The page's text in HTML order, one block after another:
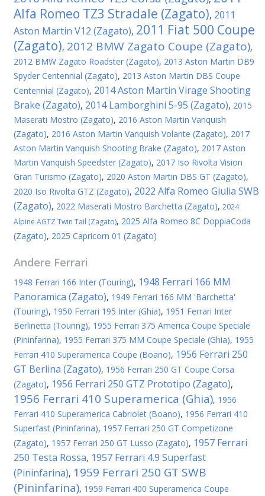
Alfa Romeo TZ3 Stradale (Zagato), 2011
Aston Martin V12 (Zagato), 2011 Fiat 500 Coupe
(Zagato), 2012 BMW Zagato Coupe (Zagato),
2012 BMW Zagato Roadster (Zagato), 2013 Aston Martin DB9
Spyder Centennial (Zagato), 2013 Aston Martin DBS Coupe
Centennial (Zagato), 2014 Aston Martin Virage Shooting
Brake (Zagato), 2014 Lamborghini 5-95 (Zagato), 2015
Maserati Mostro (Zagato), 2016 Aston Martin Vanquish
(Zagato), 2016 Aston Martin Vanquish Volante (Zagato), 2017
Aston Martin Vanquish Shooting Brake (Zagato), 2017 Aston
Martin Vanquish Speedster (Zagato), 2017 Iso Rivolta Vision
Gran Turismo (Zagato), 2020 Aston Martin DBS GT (Zagato),
2020 Iso Rivolta GTZ (Zagato), 2022 Alfa Romeo Giulia SWB
(Zagato), 2022 Maserati Mostro Barchetta (Zagato), 2024
Alpine AGTZ Twin Tail (Zagato), 2025 Alfa Romeo 8C DoppiaCoda
(Zagato), 2025 Capricorn 01 (Zagato)
Andere Ferrari
1948 Ferrari 166 Inter (Touring), 1948 Ferrari 166 MM
Panoramica (Zagato), 1949 Ferrari 166 MM 'Barchetta'
(Touring), 1950 Ferrari 195 Inter (Ghia), 1951 Ferrari Inter
Berlinetta (Touring), 1955 Ferrari 375 America Coupe Speciale
(Pininfarina), 1955 Ferrari 375 MM Coupe Speciale (Ghia), 1955
Ferrari 410 Superamerica Coupe (Boano), 1956 Ferrari 250
GT Berlina (Zagato), 1956 Ferrari 250 GT Coupe Corsa
(Zagato), 1956 Ferrari 250 GTZ Prototipo (Zagato),
1956 Ferrari 410 Superamerica (Ghia), 1956
Ferrari 410 Superamerica Cabriolet (Boano), 1956 Ferrari 410
Superfast (Pininfarina), 1957 Ferrari 250 GT Competizone
(Zagato), 1957 Ferrari 250 GT Lusso (Zagato), 1957 Ferrari
250 Testa Rossa, 1957 Ferrari 4.9 Superfast
(Pininfarina), 1959 Ferrari 250 GT SWB
(Pininfarina), 1959 Ferrari 400 Superamerica Coupe